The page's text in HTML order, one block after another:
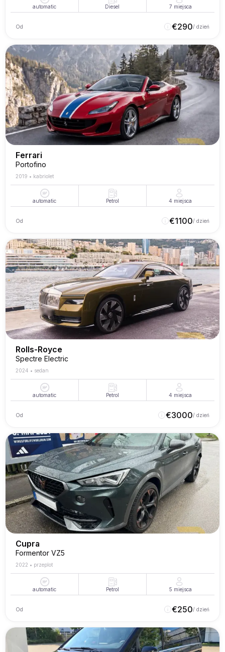
automatic Diesel 7 miejsca
Od €290/ dzień
Ferrari
Portofino
2019 • kabriolet
automatic Petrol 4 miejsca
Od €1100/ dzień
Rolls-Royce
Spectre Electric
2024 • sedan
automatic Petrol 4 miejsca
Od €3000/ dzień
Cupra
Formentor VZ5
2022 • przeplot
automatic Petrol 5 miejsca
Od €250/ dzień